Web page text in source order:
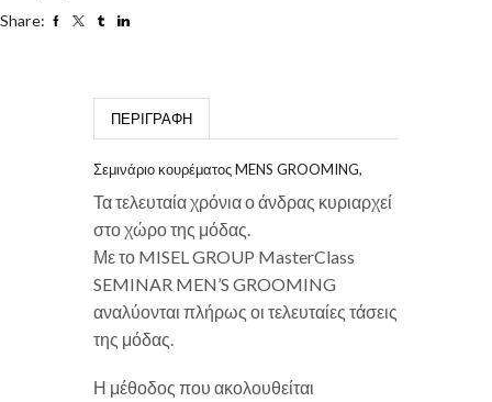
Share:
ΠΕΡΙΓΡΑΦΉ
Σεμινάριο κουρέματος MENS GROOMING,
Τα τελευταία χρόνια ο άνδρας κυριαρχεί
στο χώρο της μόδας.
Με το MISEL GROUP MasterClass
SEMINAR MEN’S GROOMING
αναλύονται πλήρως οι τελευταίες τάσεις
της μόδας.
Η μέθοδος που ακολουθείται